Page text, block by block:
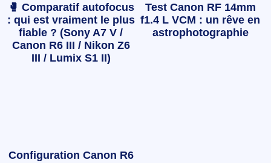
🥊 Comparatif autofocus
: qui est vraiment le plus
fiable ? (Sony A7 V /
Canon R6 III / Nikon Z6
III / Lumix S1 II)
Test Canon RF 14mm
f1.4 L VCM : un rêve en
astrophotographie
Configuration Canon R6